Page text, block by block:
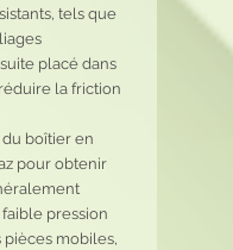
tels que
placé dans
la friction
boîtier en
pour obtenir
pression
mobiles,